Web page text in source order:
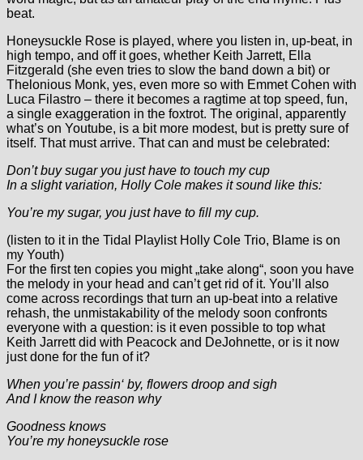
beat.
Honeysuckle Rose is played, where you listen in, up-beat, in
high tempo, and off it goes, whether Keith Jarrett, Ella
Fitzgerald (she even tries to slow the band down a bit) or
Thelonious Monk, yes, even more so with Emmet Cohen with
Luca Filastro – there it becomes a ragtime at top speed, fun,
a single exaggeration in the foxtrot. The original, apparently
what’s on Youtube, is a bit more modest, but is pretty sure of
itself. That must arrive. That can and must be celebrated:
Don’t buy sugar you just have to touch my cup
In a slight variation, Holly Cole makes it sound like this:
You’re my sugar, you just have to fill my cup.
(listen to it in the Tidal Playlist Holly Cole Trio, Blame is on
my Youth)
For the first ten copies you might „take along“, soon you have
the melody in your head and can’t get rid of it. You’ll also
come across recordings that turn an up-beat into a relative
rehash, the unmistakability of the melody soon confronts
everyone with a question: is it even possible to top what
Keith Jarrett did with Peacock and DeJohnette, or is it now
just done for the fun of it?
When you’re passin‘ by, flowers droop and sigh
And I know the reason why
Goodness knows
You’re my honeysuckle rose